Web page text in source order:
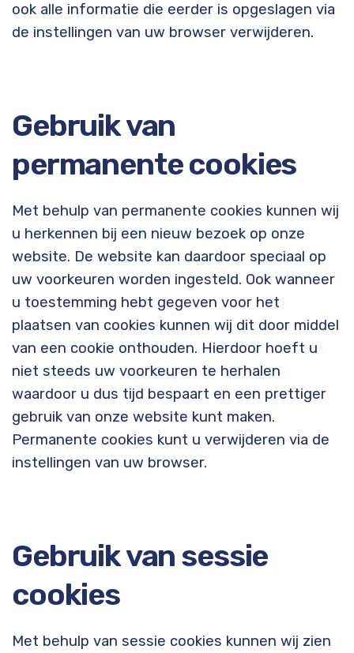
ook alle informatie die eerder is opgeslagen via
de instellingen van uw browser verwijderen.
Gebruik van
permanente cookies
Met behulp van permanente cookies kunnen wij
u herkennen bij een nieuw bezoek op onze
website. De website kan daardoor speciaal op
uw voorkeuren worden ingesteld. Ook wanneer
u toestemming hebt gegeven voor het
plaatsen van cookies kunnen wij dit door middel
van een cookie onthouden. Hierdoor hoeft u
niet steeds uw voorkeuren te herhalen
waardoor u dus tijd bespaart en een prettiger
gebruik van onze website kunt maken.
Permanente cookies kunt u verwijderen via de
instellingen van uw browser.
Gebruik van sessie
cookies
Met behulp van sessie cookies kunnen wij zien